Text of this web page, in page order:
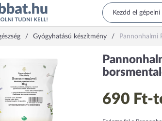
Gyógyhatású készítmény Pannonhalmi
690 Ft-